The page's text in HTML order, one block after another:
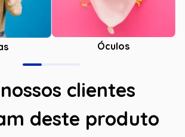
Óculos
clientes
deste produto